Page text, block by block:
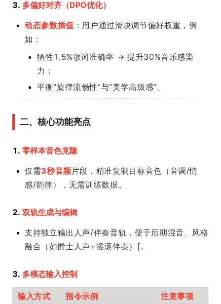
3. 多偏好对齐（DPO优化）
动态参数插值 ：用户通过滑块调节偏好权重，例
如：
牺牲1.5%歌词准确率 → 提升30%音乐感染
力；
平衡“旋律流畅性”与“美学高级感”。
二、核心功能亮点
1. 零样本音色克隆
仅需3秒音频 片段，精准复制目标音色（音调/情
感/韵律），无需训练数据。
2. 双轨生成与编辑
支持独立输出人声/伴奏音轨，便于后期混音、风格
融合（如爵士人声+摇滚伴奏）[。
3. 多模态输入控制
输入方式 指令示例 注意事项